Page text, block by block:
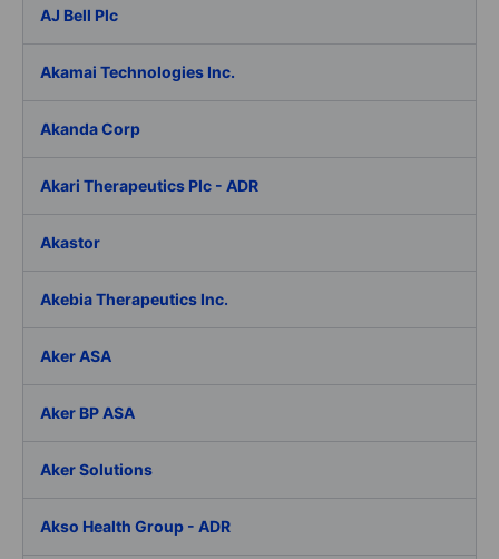
AJ Bell Plc
Akamai Technologies Inc.
Akanda Corp
Akari Therapeutics Plc - ADR
Akastor
Akebia Therapeutics Inc.
Aker ASA
Aker BP ASA
Aker Solutions
Akso Health Group - ADR